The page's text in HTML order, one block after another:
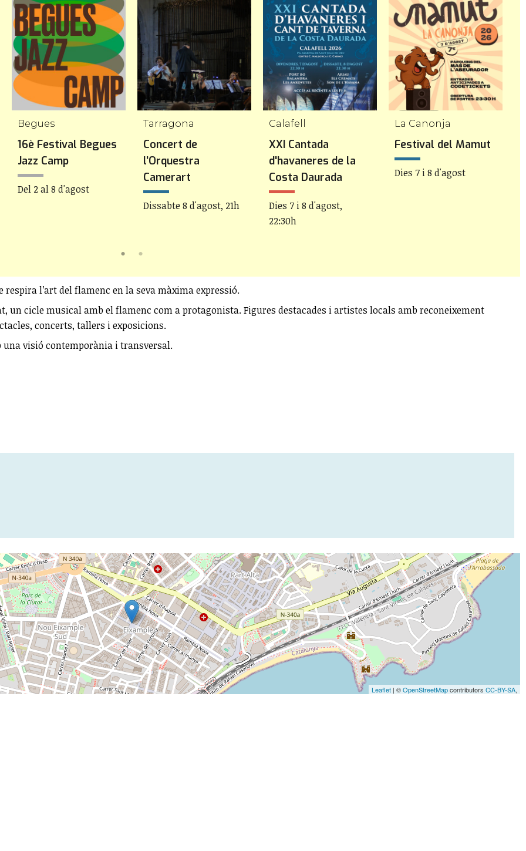
Begues
16è Festival Begues
Jazz Camp
Del 2 al 8 d'agost
Tarragona
Concert de
l’Orquestra
Camerart
Dissabte 8 d'agost, 21h
Calafell
XXI Cantada
d'havaneres de la
Costa Daurada
Dies 7 i 8 d'agost,
22:30h
La Canonja
Festival del Mamut
Dies 7 i 8 d'agost
respira l’art del flamenc en la seva màxima expressió.
un cicle musical amb el flamenc com a protagonista. Figures destacades i artistes locals amb reconeixement
concerts, tallers i exposicions.
visió contemporània i transversal.
Leaflet | ©OpenStreetMapcontributors CC-BY-SA,